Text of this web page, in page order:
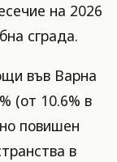
на 2026
сграда.
във Варна
(от 10.6% в
повишен
в